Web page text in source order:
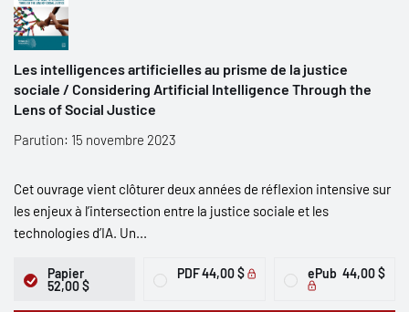
Les intelligences artificielles au prisme de la justice
sociale / Considering Artificial Intelligence Through the
Lens of Social Justice
Parution: 15 novembre 2023
Cet ouvrage vient clôturer deux années de réflexion intensive sur
les enjeux à l’intersection entre la justice sociale et les
technologies d’IA. Un...
Papier
52,00 $
PDF44,00 $ ePub 44,00 $